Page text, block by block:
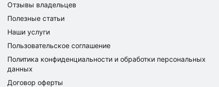
Отзывы владельцев
Полезные статьи
Наши услуги
Пользовательское соглашение
Политика конфиденциальности и обработки персональных
данных
Договор оферты